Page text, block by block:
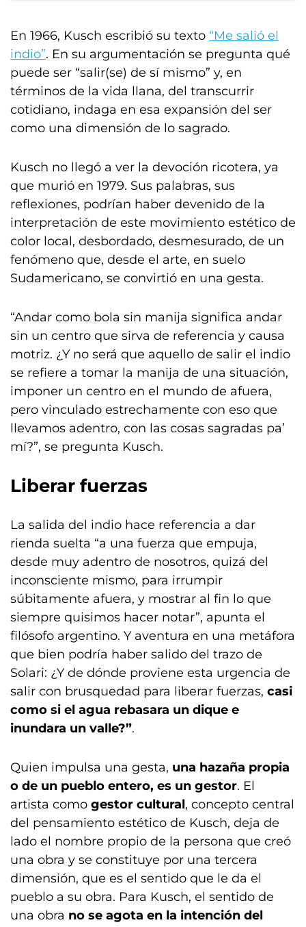
En 1966, Kusch escribió su texto “Me salió el
indio”. En su argumentación se pregunta qué
puede ser “salir(se) de sí mismo” y, en
términos de la vida llana, del transcurrir
cotidiano, indaga en esa expansión del ser
como una dimensión de lo sagrado.
Kusch no llegó a ver la devoción ricotera, ya
que murió en 1979. Sus palabras, sus
reflexiones, podrían haber devenido de la
interpretación de este movimiento estético de
color local, desbordado, desmesurado, de un
fenómeno que, desde el arte, en suelo
Sudamericano, se convirtió en una gesta.
“Andar como bola sin manija significa andar
sin un centro que sirva de referencia y causa
motriz. ¿Y no será que aquello de salir el indio
se refiere a tomar la manija de una situación,
imponer un centro en el mundo de afuera,
pero vinculado estrechamente con eso que
llevamos adentro, con las cosas sagradas pa’
mí?”, se pregunta Kusch.
Liberar fuerzas
La salida del indio hace referencia a dar
rienda suelta “a una fuerza que empuja,
desde muy adentro de nosotros, quizá del
inconsciente mismo, para irrumpir
súbitamente afuera, y mostrar al fin lo que
siempre quisimos hacer notar”, apunta el
filósofo argentino. Y aventura en una metáfora
que bien podría haber salido del trazo de
Solari: ¿Y de dónde proviene esta urgencia de
salir con brusquedad para liberar fuerzas, casi
como si el agua rebasara un dique e
inundara un valle?”.
Quien impulsa una gesta, una hazaña propia
o de un pueblo entero, es un gestor. El
artista como gestor cultural, concepto central
del pensamiento estético de Kusch, deja de
lado el nombre propio de la persona que creó
una obra y se constituye por una tercera
dimensión, que es el sentido que le da el
pueblo a su obra. Para Kusch, el sentido de
una obra no se agota en la intención del